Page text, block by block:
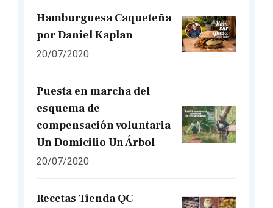
Hamburguesa Caqueteña
por Daniel Kaplan
20/07/2020
Puesta en marcha del
esquema de
compensación voluntaria
Un Domicilio Un Árbol
20/07/2020
Recetas Tienda QC